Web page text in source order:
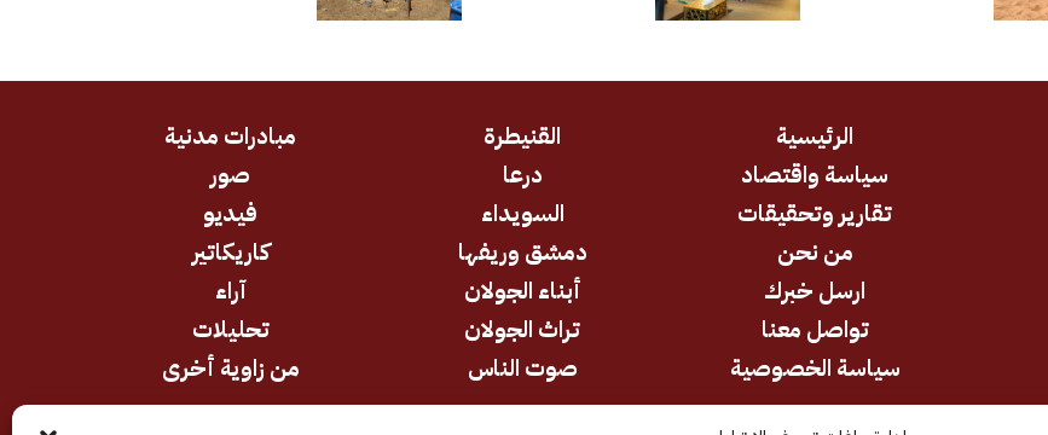
الرئيسية
سياسة واقتصاد
تقارير وتحقيقات
من نحن
ارسل خبرك
تواصل معنا
سياسة الخصوصية
القنيطرة
درعا
السويداء
دمشق وريفها
أبناء الجولان
تراث الجولان
صوت الناس
مبادرات مدنية
صور
فيديو
كاريكاتير
آراء
تحليلات
من زاوية أخرى